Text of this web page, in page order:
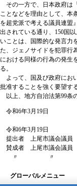
その一方で、日本政府は
ことなどを理由として、本
を超党派で考える議員連盟
出されている通り、150国
いことは、国際的な発言力
た、ジェノサイドを犯罪行
における同様の行為の発生
る。
よって、国及び政府にお
批准することを強く要望する
以上、地方自治法第99条
令和6年3月19日
上
令和6年3月19日
提出者 上尾市議会議
賛成者 上尾市議会議
〃 〃 平田
グローバルメニュー